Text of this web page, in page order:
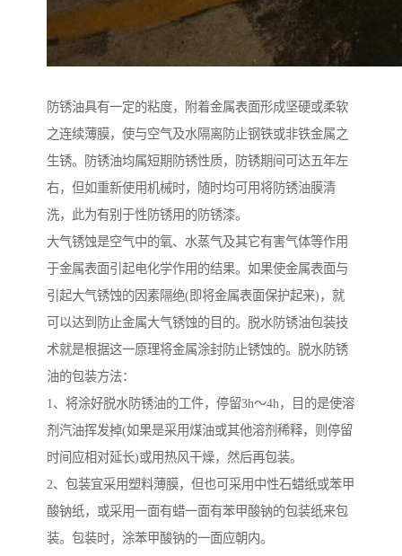
防锈油具有一定的粘度，附着金属表面形成坚硬或柔软
之连续薄膜，使与空气及水隔离防止钢铁或非铁金属之
生锈。防锈油均属短期防锈性质，防锈期间可达五年左
右，但如重新使用机械时，随时均可用将防锈油膜清
洗，此为有别于性防锈用的防锈漆。
大气锈蚀是空气中的氧、水蒸气及其它有害气体等作用
于金属表面引起电化学作用的结果。如果使金属表面与
引起大气锈蚀的因素隔绝(即将金属表面保护起来)，就
可以达到防止金属大气锈蚀的目的。脱水防锈油包装技
术就是根据这一原理将金属涂封防止锈蚀的。脱水防锈
油的包装方法：
1、将涂好脱水防锈油的工件，停留3h～4h，目的是使溶
剂汽油挥发掉(如果是采用煤油或其他溶剂稀释，则停留
时间应相对延长)或用热风干燥，然后再包装。
2、包装宜采用塑料薄膜，但也可采用中性石蜡纸或苯甲
酸钠纸，或采用一面有蜡一面有苯甲酸钠的包装纸来包
装。包装时，涂苯甲酸钠的一面应朝内。